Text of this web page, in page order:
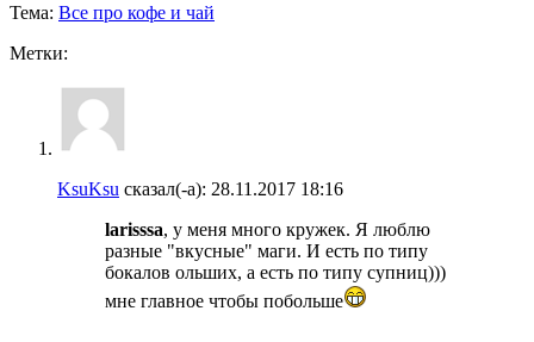
Тема: Все про кофе и чай
Метки:
KsuKsu сказал(-а): 28.11.2017 18:16
larisssa, у меня много кружек. Я люблю
разные "вкусные" маги. И есть по типу
бокалов ольших, а есть по типу супниц)))
мне главное чтобы побольше